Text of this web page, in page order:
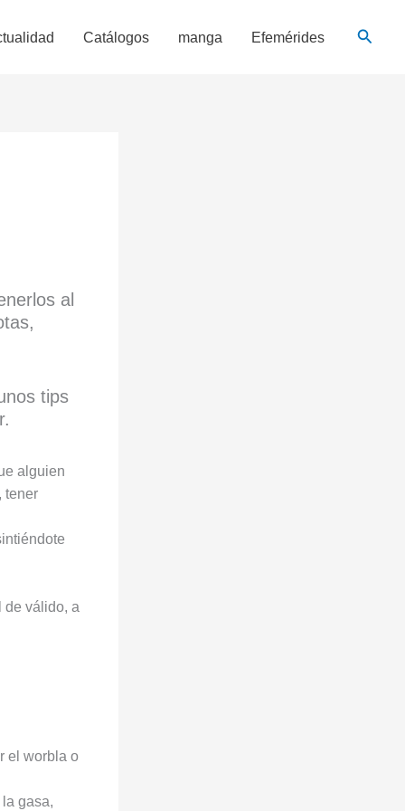
Catálogos manga Efemérides
al
tips
alguien
tener
de válido, a
el worbla o
gasa,